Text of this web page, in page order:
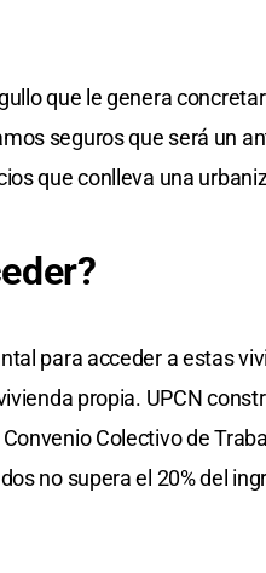
que le genera
seguros que será un
que conlleva una
para acceder a estas
propia. UPCN
Colectivo de
no supera el 20% del